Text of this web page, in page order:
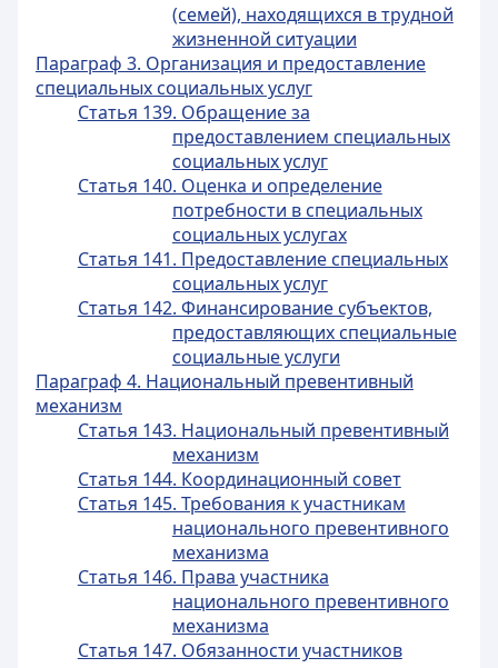
(семей), находящихся в трудной
жизненной ситуации
Параграф 3. Организация и предоставление
специальных социальных услуг
Статья 139. Обращение за
предоставлением специальных
социальных услуг
Статья 140. Оценка и определение
потребности в специальных
социальных услугах
Статья 141. Предоставление специальных
социальных услуг
Статья 142. Финансирование субъектов,
предоставляющих специальные
социальные услуги
Параграф 4. Национальный превентивный
механизм
Статья 143. Национальный превентивный
механизм
Статья 144. Координационный совет
Статья 145. Требования к участникам
национального превентивного
механизма
Статья 146. Права участника
национального превентивного
механизма
Статья 147. Обязанности участников